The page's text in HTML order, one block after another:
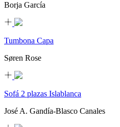
Borja García
Tumbona Capa
Søren Rose
Sofá 2 plazas Islablanca
José A. Gandía-Blasco Canales